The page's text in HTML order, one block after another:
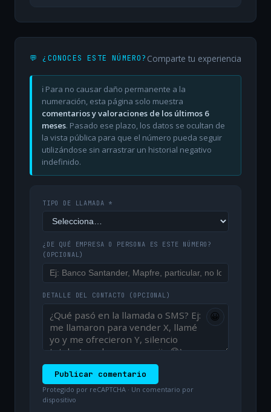
💬 ¿CONOCES ESTE NÚMERO? Comparte tu experiencia
ℹ️ Para no causar daño permanente a la
numeración, esta página solo muestra
comentarios y valoraciones de los últimos 6
meses. Pasado ese plazo, los datos se ocultan de
la vista pública para que el número pueda seguir
utilizándose sin arrastrar un historial negativo
indefinido.
TIPO DE LLAMADA *
¿DE QUÉ EMPRESA O PERSONA ES ESTE NÚMERO?
(OPCIONAL)
DETALLE DEL CONTACTO (OPCIONAL)
😀
Publicar comentario
Protegido por reCAPTCHA · Un comentario por
dispositivo